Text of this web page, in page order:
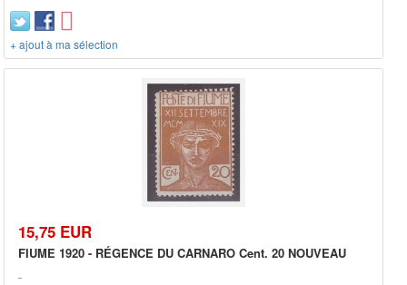
+ ajout à ma sélection
15,75 EUR
FIUME 1920 - RÉGENCE DU CARNARO Cent. 20 NOUVEAU